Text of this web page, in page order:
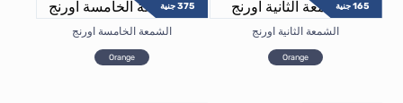
الشمعة الثانية اورنج
Orange
165جنية
الشمعة الخامسة اورنج
Orange
375جنية